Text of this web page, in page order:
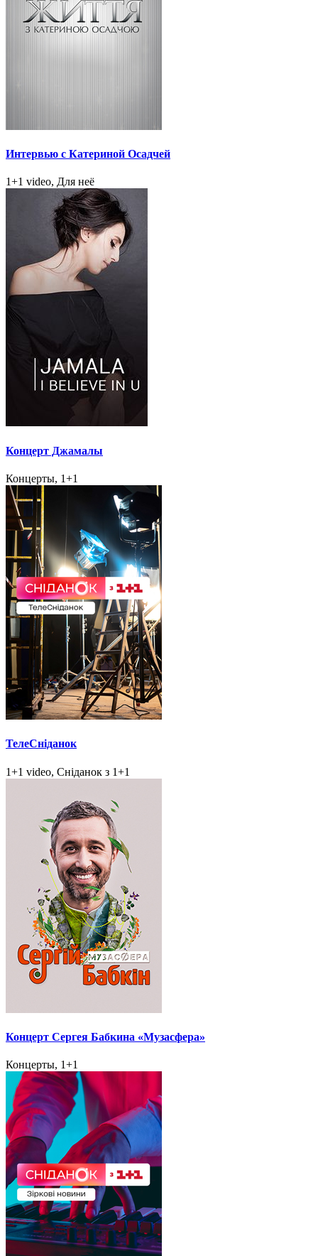
Интервью с Катериной Осадчей
1+1 video, Для неё
Концерт Джамалы
Концерты, 1+1
ТелеСніданок
1+1 video, Сніданок з 1+1
Концерт Сергея Бабкина «Музасфера»
Концерты, 1+1